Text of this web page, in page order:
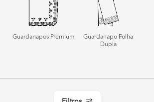
Guardanapos Premium
Guardanapo Folha
Dupla